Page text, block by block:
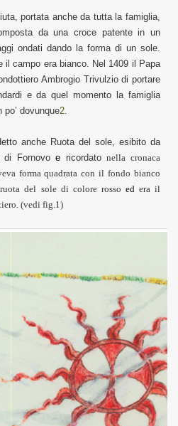
portata anche da tutta la famiglia,
da una croce patente in un
ondati dando la forma di un sole.
il campo era bianco. Nel 1409 il Papa
Ambrogio Trivulzio di portare
e da quel momento la famiglia
po’ dovunque2
anche Ruota del sole, esibito da
di Fornovoe ricordatonella cronaca
forma quadrata con il fondo bianco
del sole di colore rosso ed era il
(vedi fig.1 )